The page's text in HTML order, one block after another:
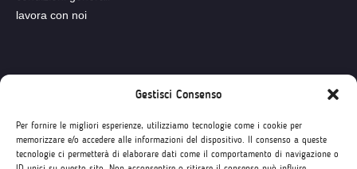
Gestisci Consenso
Per fornire le migliori esperienze, utilizziamo tecnologie come i cookie per
memorizzare e/o accedere alle informazioni del dispositivo. Il consenso a queste
tecnologie ci permetterà di elaborare dati come il comportamento di navigazione o
lavora con noi